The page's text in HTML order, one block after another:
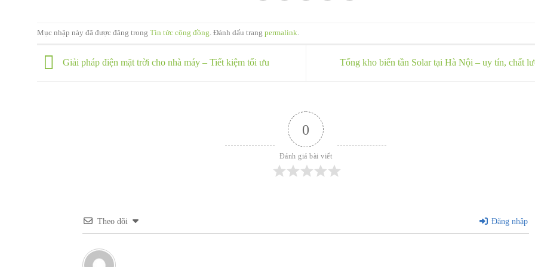
Mục nhập này đã được đăng trong Tin tức cộng đồng. Đánh dấu trang permalink.
Giải pháp điện mặt trời cho nhà máy – Tiết kiệm tối ưu Tổng kho biến tần Solar tại Hà Nội – uy tín, chất
0
Đánh giá bài viết
Theo dõi Đăng nhập